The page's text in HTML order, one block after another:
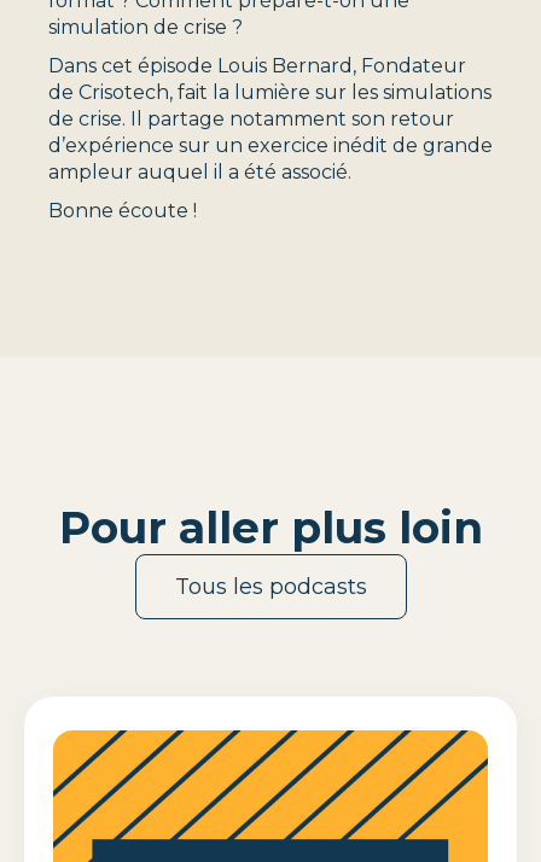
simulation de crise ?
Dans cet épisode Louis Bernard, Fondateur
de Crisotech, fait la lumière sur les simulations
de crise. Il partage notamment son retour
d’expérience sur un exercice inédit de grande
ampleur auquel il a été associé.
Bonne écoute !
Pour aller plus loin
Tous les podcasts